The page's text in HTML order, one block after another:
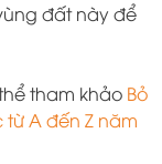
đất này để
tham khảo Bỏ
từ A đến Z năm